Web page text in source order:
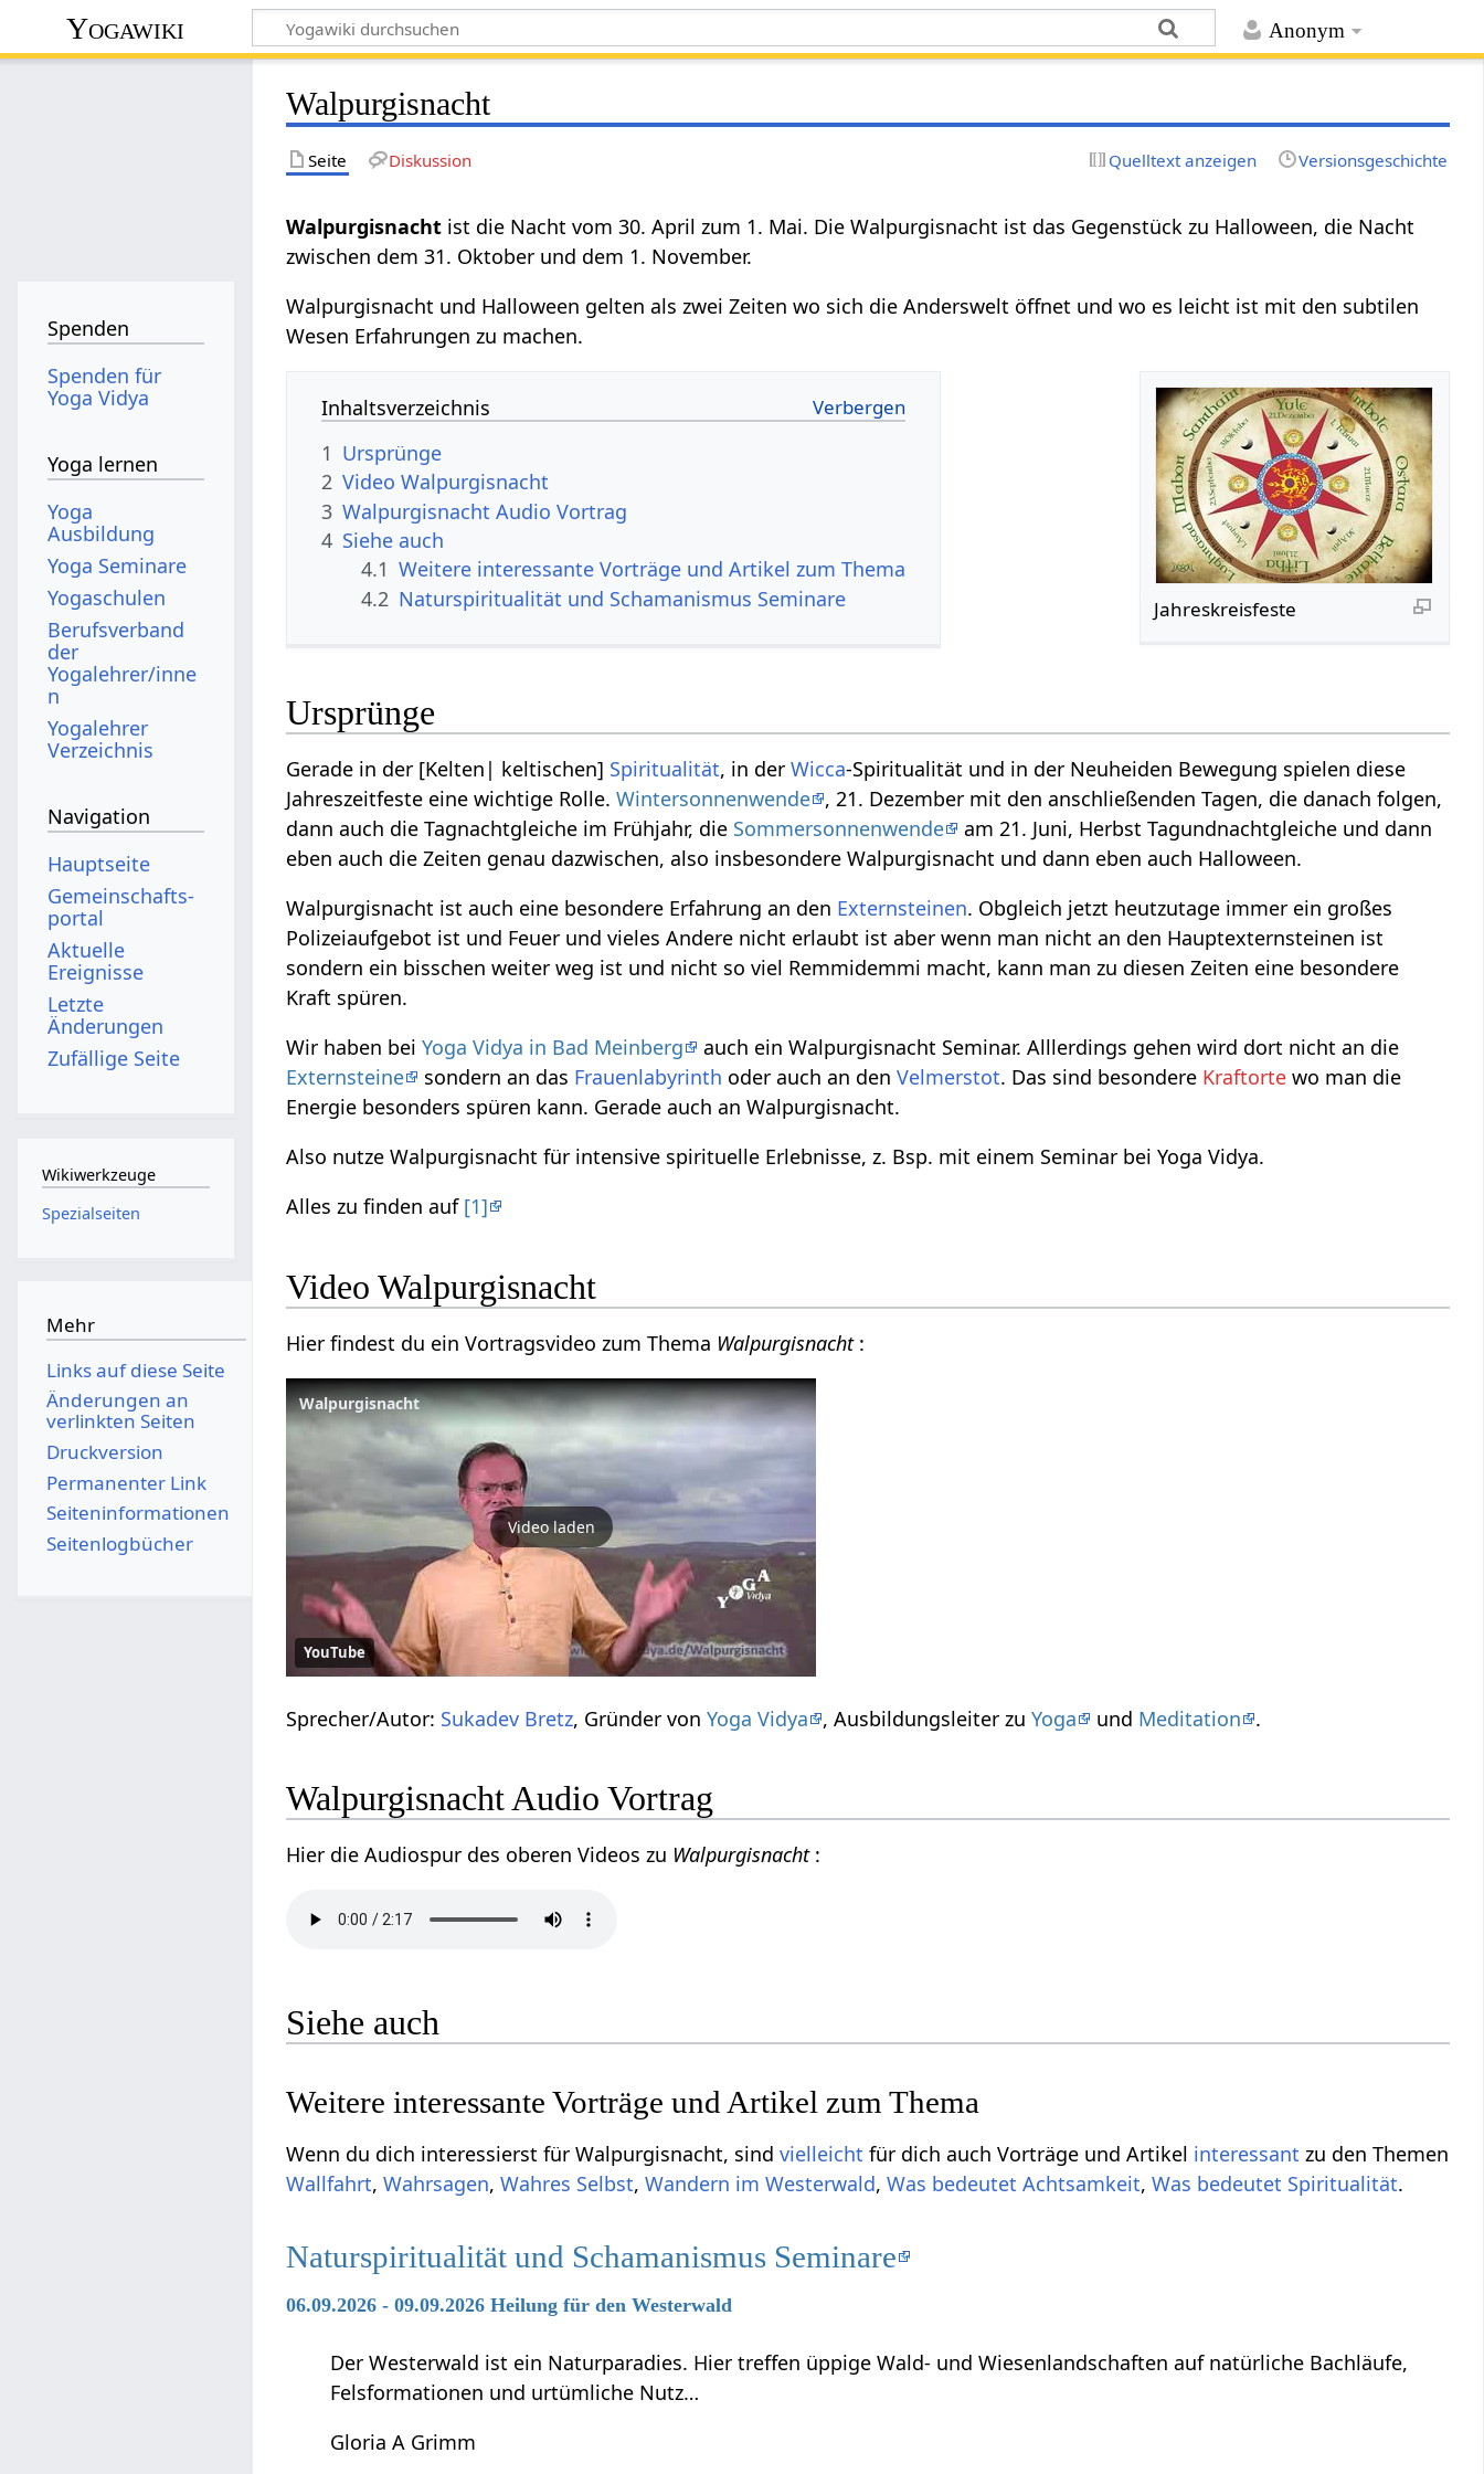
Anonym
Yogawiki
Walpurgisnacht
Seite Diskussion Quelltext anzeigen Versionsgeschichte
Walpurgisnacht ist die Nacht vom 30. April zum 1. Mai. Die Walpurgisnacht ist das Gegenstück zu Halloween, die Nacht
zwischen dem 31. Oktober und dem 1. November.
Walpurgisnacht und Halloween gelten als zwei Zeiten wo sich die Anderswelt öffnet und wo es leicht ist mit den subtilen
Wesen Erfahrungen zu machen.
Jahreskreisfeste
Inhaltsverzeichnis
1 Ursprünge
2 Video Walpurgisnacht
3 Walpurgisnacht Audio Vortrag
4 Siehe auch
4.1 Weitere interessante Vorträge und Artikel zum Thema
4.2 Naturspiritualität und Schamanismus Seminare
Ursprünge
Gerade in der [Kelten| keltischen] Spiritualität, in derWicca-Spiritualität und in der Neuheiden Bewegung spielen diese
Jahreszeitfeste eine wichtige Rolle.Wintersonnenwende , 21. Dezember mit den anschließenden Tagen, die danach folgen,
dann auch die Tagnachtgleiche im Frühjahr, die Sommersonnenwende
am 21. Juni, Herbst Tagundnachtgleiche und dann
eben auch die Zeiten genau dazwischen, also insbesondere Walpurgisnacht und dann eben auch Halloween.
Walpurgisnacht ist auch eine besondere Erfahrung an den Externsteinen. Obgleich jetzt heutzutage immer ein großes
Polizeiaufgebot ist und Feuer und vieles Andere nicht erlaubt ist aber wenn man nicht an den Hauptexternsteinen ist
sondern ein bisschen weiter weg ist und nicht so viel Remmidemmi macht, kann man zu diesen Zeiten eine besondere
Kraft spüren.
Wir haben beiYoga Vidya in Bad Meinberg
auch ein Walpurgisnacht Seminar. Alllerdings gehen wird dort nicht an die
Externsteine
sondern an das Frauenlabyrinth oder auch an denVelmerstot. Das sind besondere Kraftorte wo man die
Energie besonders spüren kann. Gerade auch an Walpurgisnacht.
Also nutze Walpurgisnacht für intensive spirituelle Erlebnisse, z. Bsp. mit einem Seminar bei Yoga Vidya.
Alles zu finden auf [1]
Video Walpurgisnacht
Hier findest du ein Vortragsvideo zum Thema Walpurgisnacht :
Walpurgisnacht
Video laden
YouTube
Sprecher/Autor: Sukadev Bretz, Gründer vonYoga Vidya , Ausbildungsleiter zuYoga und Meditation .
Walpurgisnacht Audio Vortrag
Hier die Audiospur des oberen Videos zu Walpurgisnacht :
Siehe auch
Weitere interessante Vorträge und Artikel zum Thema
Wenn du dich interessierst für Walpurgisnacht, sindvielleicht für dich auch Vorträge und Artikel interessant zu den Themen
Wallfahrt,Wahrsagen,Wahres Selbst,Wandern im Westerwald,Was bedeutet Achtsamkeit,Was bedeutet Spiritualität.
Naturspiritualität und Schamanismus Seminare
06.09.2026 - 09.09.2026 Heilung für den Westerwald
Der Westerwald ist ein Naturparadies. Hier treffen üppige Wald- und Wiesenlandschaften auf natürliche Bachläufe,
Felsformationen und urtümliche Nutz…
Gloria A Grimm
Spenden
Spenden für
Yoga Vidya
Yoga lernen
Yoga
Ausbildung
Yoga Seminare
Yogaschulen
Berufsverband
der
Yogalehrer/inne
n
Yogalehrer
Verzeichnis
Navigation
Hauptseite
Gemeinschafts­
portal
Aktuelle
Ereignisse
Letzte
Änderungen
Zufällige Seite
Wikiwerkzeuge
Spezialseiten
Mehr
Links auf diese Seite
Änderungen an
verlinkten Seiten
Druckversion
Permanenter Link
Seiten­­informationen
Seitenlogbücher